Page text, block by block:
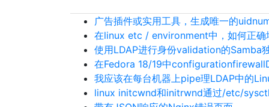
广告插件或实用工具，生成唯一的
在linux etc / environment中，如何正确
使用LDAP进行身份validation的Samba
在Fedora 18/19中
我应该在每台机器上pipe理LDAP中的
linux initcwnd和initrwnd通过/etc/